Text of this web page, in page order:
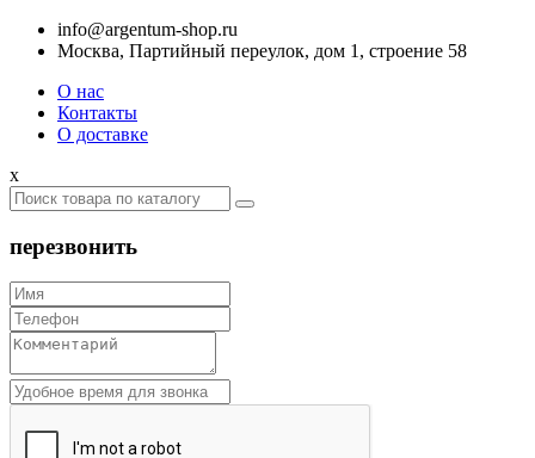
info@argentum-shop.ru
Москва, Партийный переулок, дом 1, строение 58
О нас
Контакты
О доставке
x
перезвонить